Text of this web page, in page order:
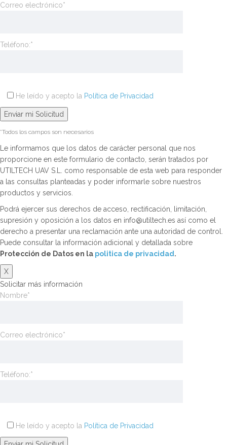
Correo electrónico*
Teléfono:*
He leído y acepto la Política de Privacidad
*Todos los campos son necesarios
Le informamos que los datos de carácter personal que nos
proporcione en este formulario de contacto, serán tratados por
UTILTECH UAV S.L. como responsable de esta web para responder
a las consultas planteadas y poder informarle sobre nuestros
productos y servicios.
Podrá ejercer sus derechos de acceso, rectificación, limitación,
supresión y oposición a los datos en info@utiltech.es así como el
derecho a presentar una reclamación ante una autoridad de control.
Puede consultar la información adicional y detallada sobre
Protección de Datos en la politica de privacidad .
X
Solicitar más información
Nombre*
Correo electrónico*
Teléfono:*
He leído y acepto la Política de Privacidad